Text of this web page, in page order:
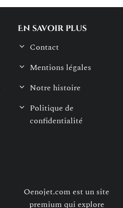
En savoir plus
Contact
Mentions légales
Notre histoire
Politique de
confidentialité
Oenojet.com est un site
premium qui explore